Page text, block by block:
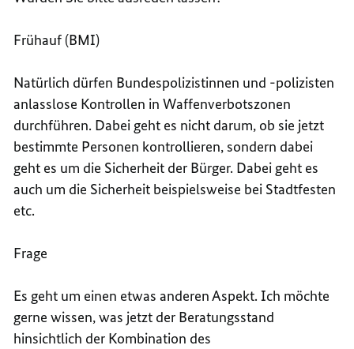
Frühauf (BMI)
Natürlich dürfen Bundespolizistinnen und -polizisten
anlasslose Kontrollen in Waffenverbotszonen
durchführen. Dabei geht es nicht darum, ob sie jetzt
bestimmte Personen kontrollieren, sondern dabei
geht es um die Sicherheit der Bürger. Dabei geht es
auch um die Sicherheit beispielsweise bei Stadtfesten
etc.
Frage
Es geht um einen etwas anderen Aspekt. Ich möchte
gerne wissen, was jetzt der Beratungsstand
hinsichtlich der Kombination des